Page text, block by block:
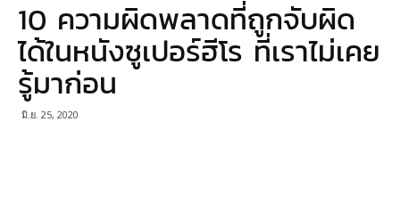
มายา
10 ความผิดพลาดที่ถูกจับผิด
ได้ในหนังซูเปอร์ฮีโร ที่เราไม่เคย
รู้มาก่อน
มิ.ย. 25, 2020